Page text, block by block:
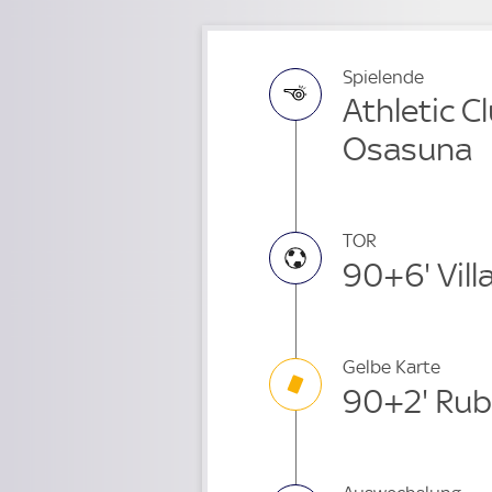
Spielende
Athletic
Osasuna
TOR
90+6'
Gelbe Karte
90+2'